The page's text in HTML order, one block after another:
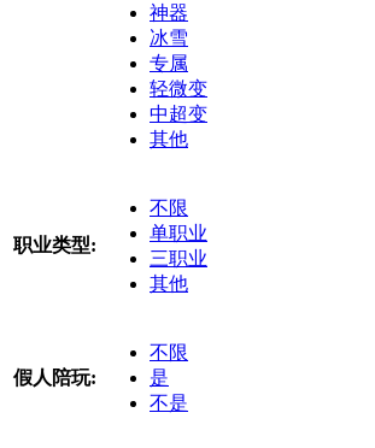
神器
冰雪
专属
轻微变
中超变
其他
职业类型:
不限
单职业
三职业
其他
假人陪玩:
不限
是
不是